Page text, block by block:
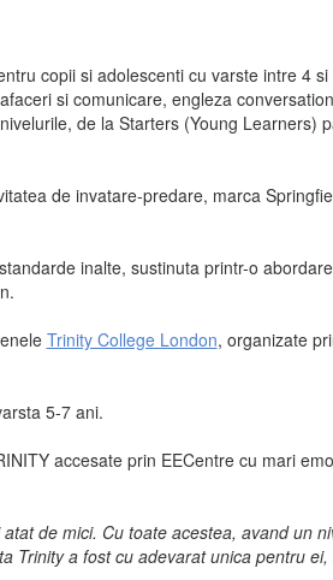
copii si adolescenti cu varste intre 4 si
si comunicare, engleza
de la Starters (Young Learners)
de invatare-predare, marca
inalte, sustinuta printr-o abordare
Trinity College London, organizate
5-7 ani.
accesate prin EECentre cu mari
de mici. Cu toate acestea, avand un
Trinity a fost cu adevarat unica pentru ei,